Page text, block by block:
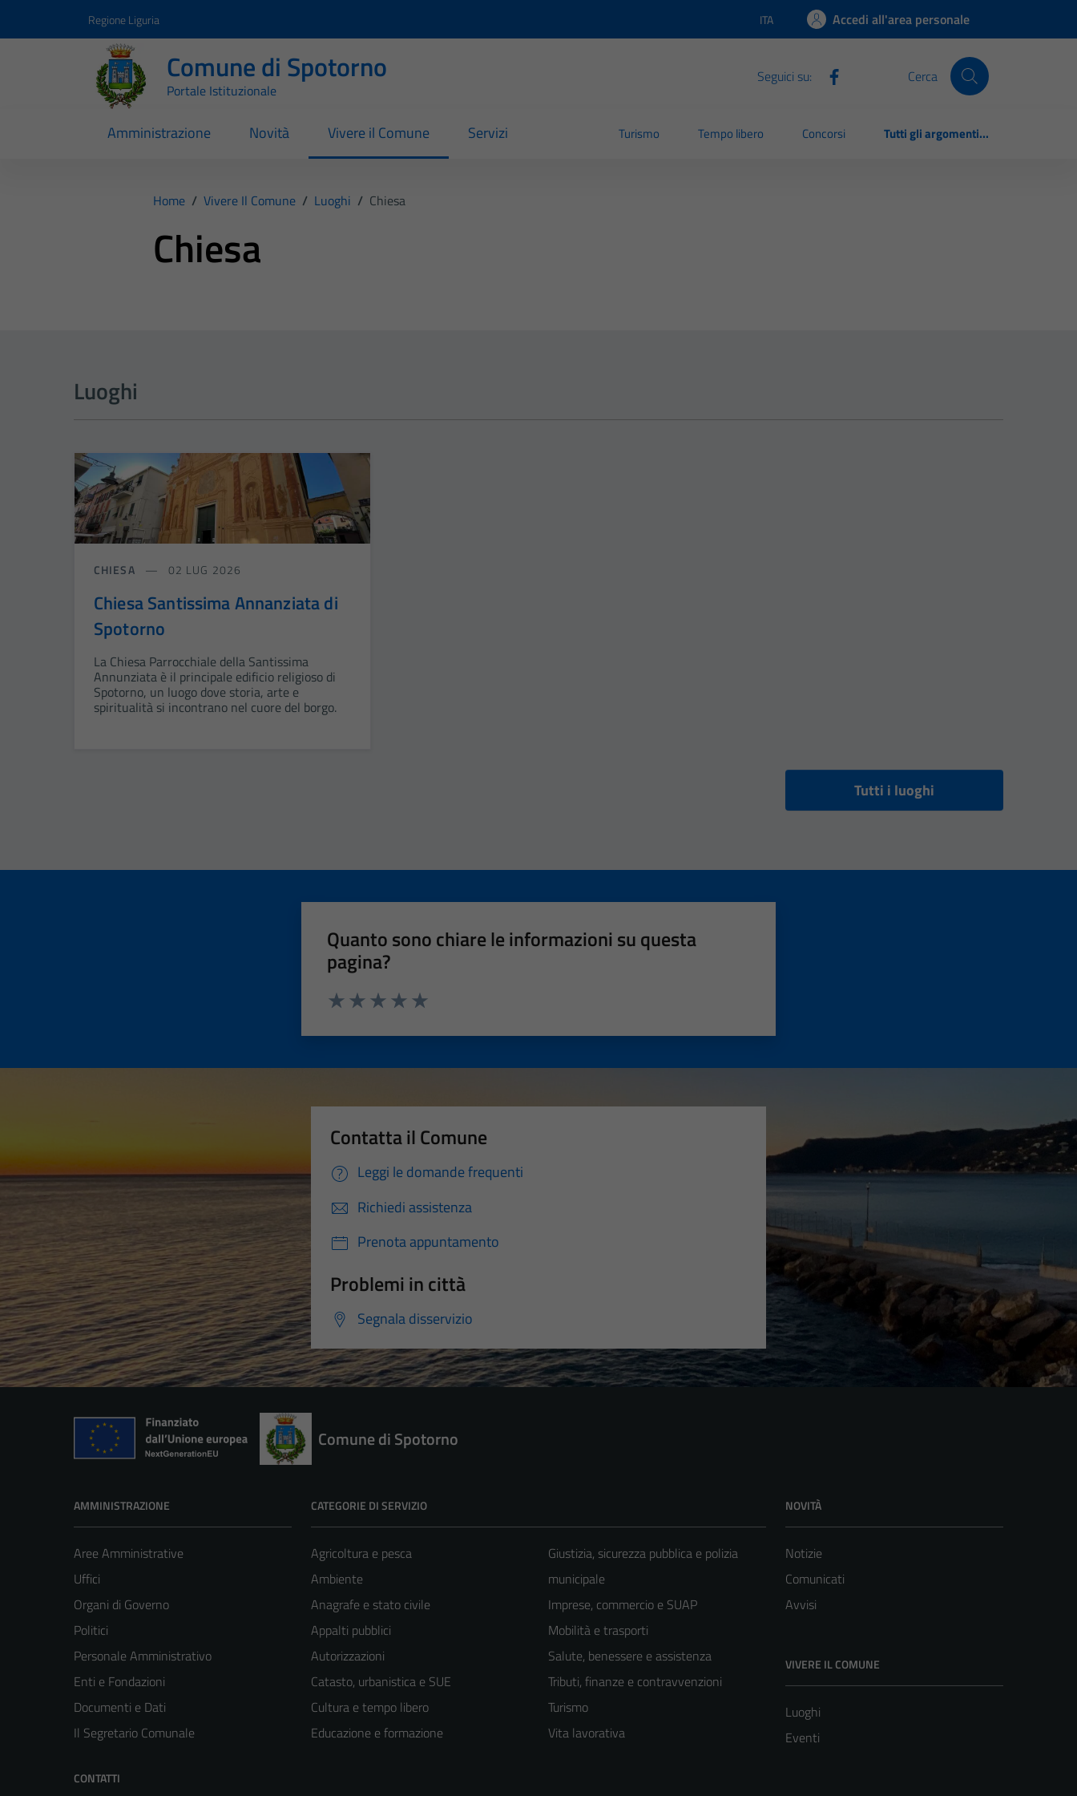
Regione Liguria Lingua attiva:
ITA Accedi all'area personale
Comune di Spotorno
Portale Istituzionale
Seguici su: Cerca
Amministrazione Novità Vivere il Comune Servizi Turismo Tempo libero Concorsi Tutti gli argomenti...
Home / Vivere Il Comune / Luoghi / Chiesa
Chiesa
Luoghi
CHIESA 02 LUG 2026
Chiesa Santissima Annanziata di
Spotorno
La Chiesa Parrocchiale della Santissima
Annunziata è il principale edificio religioso di
Spotorno, un luogo dove storia, arte e
spiritualità si incontrano nel cuore del borgo.
Tutti i luoghi
Quanto sono chiare le informazioni su questa
pagina?
Contatta il Comune
Leggi le domande frequenti
Richiedi assistenza
Prenota appuntamento
Problemi in città
Segnala disservizio
Comune di Spotorno
AMMINISTRAZIONE
Aree Amministrative
Uffici
Organi di Governo
Politici
Personale Amministrativo
Enti e Fondazioni
Documenti e Dati
Il Segretario Comunale
CATEGORIE DI SERVIZIO
Agricoltura e pesca
Ambiente
Anagrafe e stato civile
Appalti pubblici
Autorizzazioni
Catasto, urbanistica e SUE
Cultura e tempo libero
Educazione e formazione
Giustizia, sicurezza pubblica e polizia
municipale
Imprese, commercio e SUAP
Mobilità e trasporti
Salute, benessere e assistenza
Tributi, finanze e contravvenzioni
Turismo
Vita lavorativa
NOVITÀ
Notizie
Comunicati
Avvisi
VIVERE IL COMUNE
Luoghi
Eventi
CONTATTI